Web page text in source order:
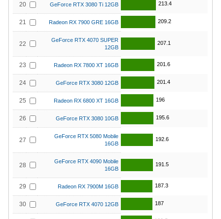
20 GeForce RTX 3080 Ti 12GB 213.4
21 Radeon RX 7900 GRE 16GB 209.2
22
GeForce RTX 4070 SUPER
12GB
207.1
23 Radeon RX 7800 XT 16GB 201.6
24 GeForce RTX 3080 12GB 201.4
25 Radeon RX 6800 XT 16GB 196
26 GeForce RTX 3080 10GB 195.6
27
GeForce RTX 5080 Mobile
16GB
192.6
28
GeForce RTX 4090 Mobile
16GB
191.5
29 Radeon RX 7900M 16GB 187.3
30 GeForce RTX 4070 12GB 187